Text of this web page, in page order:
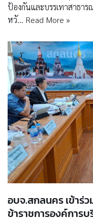
ป้องกันและบรรเทาสาธา
หวั… Read More »
อบจ.สกลนคร เข้าร่
ข้าราชการองค์การ